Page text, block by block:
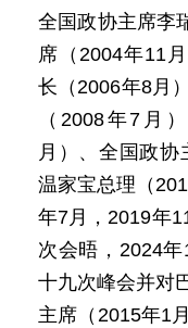
全国政协主席李
席（2004年11
长（2006年8月
（2008年7月
月）、全国政协
温家宝总理（
年7月，2019年
次会晤，2024
十九次峰会并对
主席（2015年1